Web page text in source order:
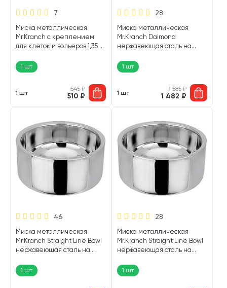
7
Миска металлическая
Mr.Kranch с креплением
для клеток и вольеров 1,35 л
1 шт
1 шт
545₽
510 ₽
28
Миска металлическая
Mr.Kranch Daimond
нержавеющая сталь на
1 шт
1 шт
1 585₽
1 482 ₽
46
Миска металлическая
Mr.Kranch Straight Line Bowl
нержавеющая сталь на
1 шт
28
Миска металлическая
Mr.Kranch Straight Line Bowl
нержавеющая сталь на
1 шт